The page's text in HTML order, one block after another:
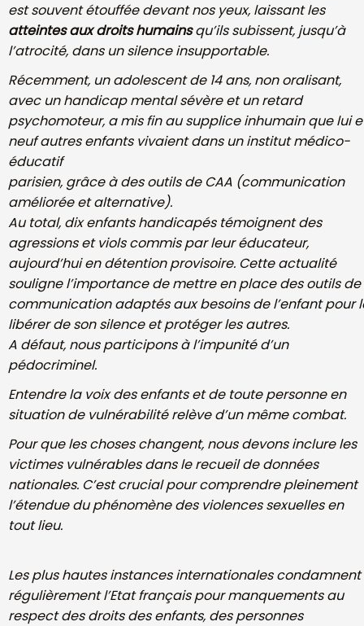
est souvent étouffée devant nos yeux, laissant les
atteintes aux droits humainsqu’ils subissent, jusqu’à
l’atrocité, dans un silence insupportable.
Récemment, un adolescent de 14 ans, non oralisant,
avec un handicap mental sévère et un retard
psychomoteur, a mis fin au supplice inhumain que lui
neuf autres enfants vivaient dans un institut médico-
éducatif
parisien, grâce à des outils de CAA (communication
améliorée et alternative).
Au total, dix enfants handicapés témoignent des
agressions et viols commispar leur éducateur,
aujourd’hui en détention provisoire. Cette actualité
souligne l’importance de mettre en place des outils de
communicationadaptés aux besoins de l’enfant pour
libérer de son silence et protéger lesautres.
A défaut, nous participons à l’impunité d’un
pédocriminel.
Entendre la voix des enfants et de toute personne en
situation de vulnérabilité relève d’un même combat.
Pour que les choses changent, nous devons inclure les
victimes vulnérablesdans le recueil de données
nationales. C’est crucial pour comprendrepleinement
l’étendue du phénomène des violences sexuelles en
tout lieu.
Les plus hautes instances internationales condamnent
régulièrement l’Etatfrançais pour manquements au
respect des droits des enfants, despersonnes